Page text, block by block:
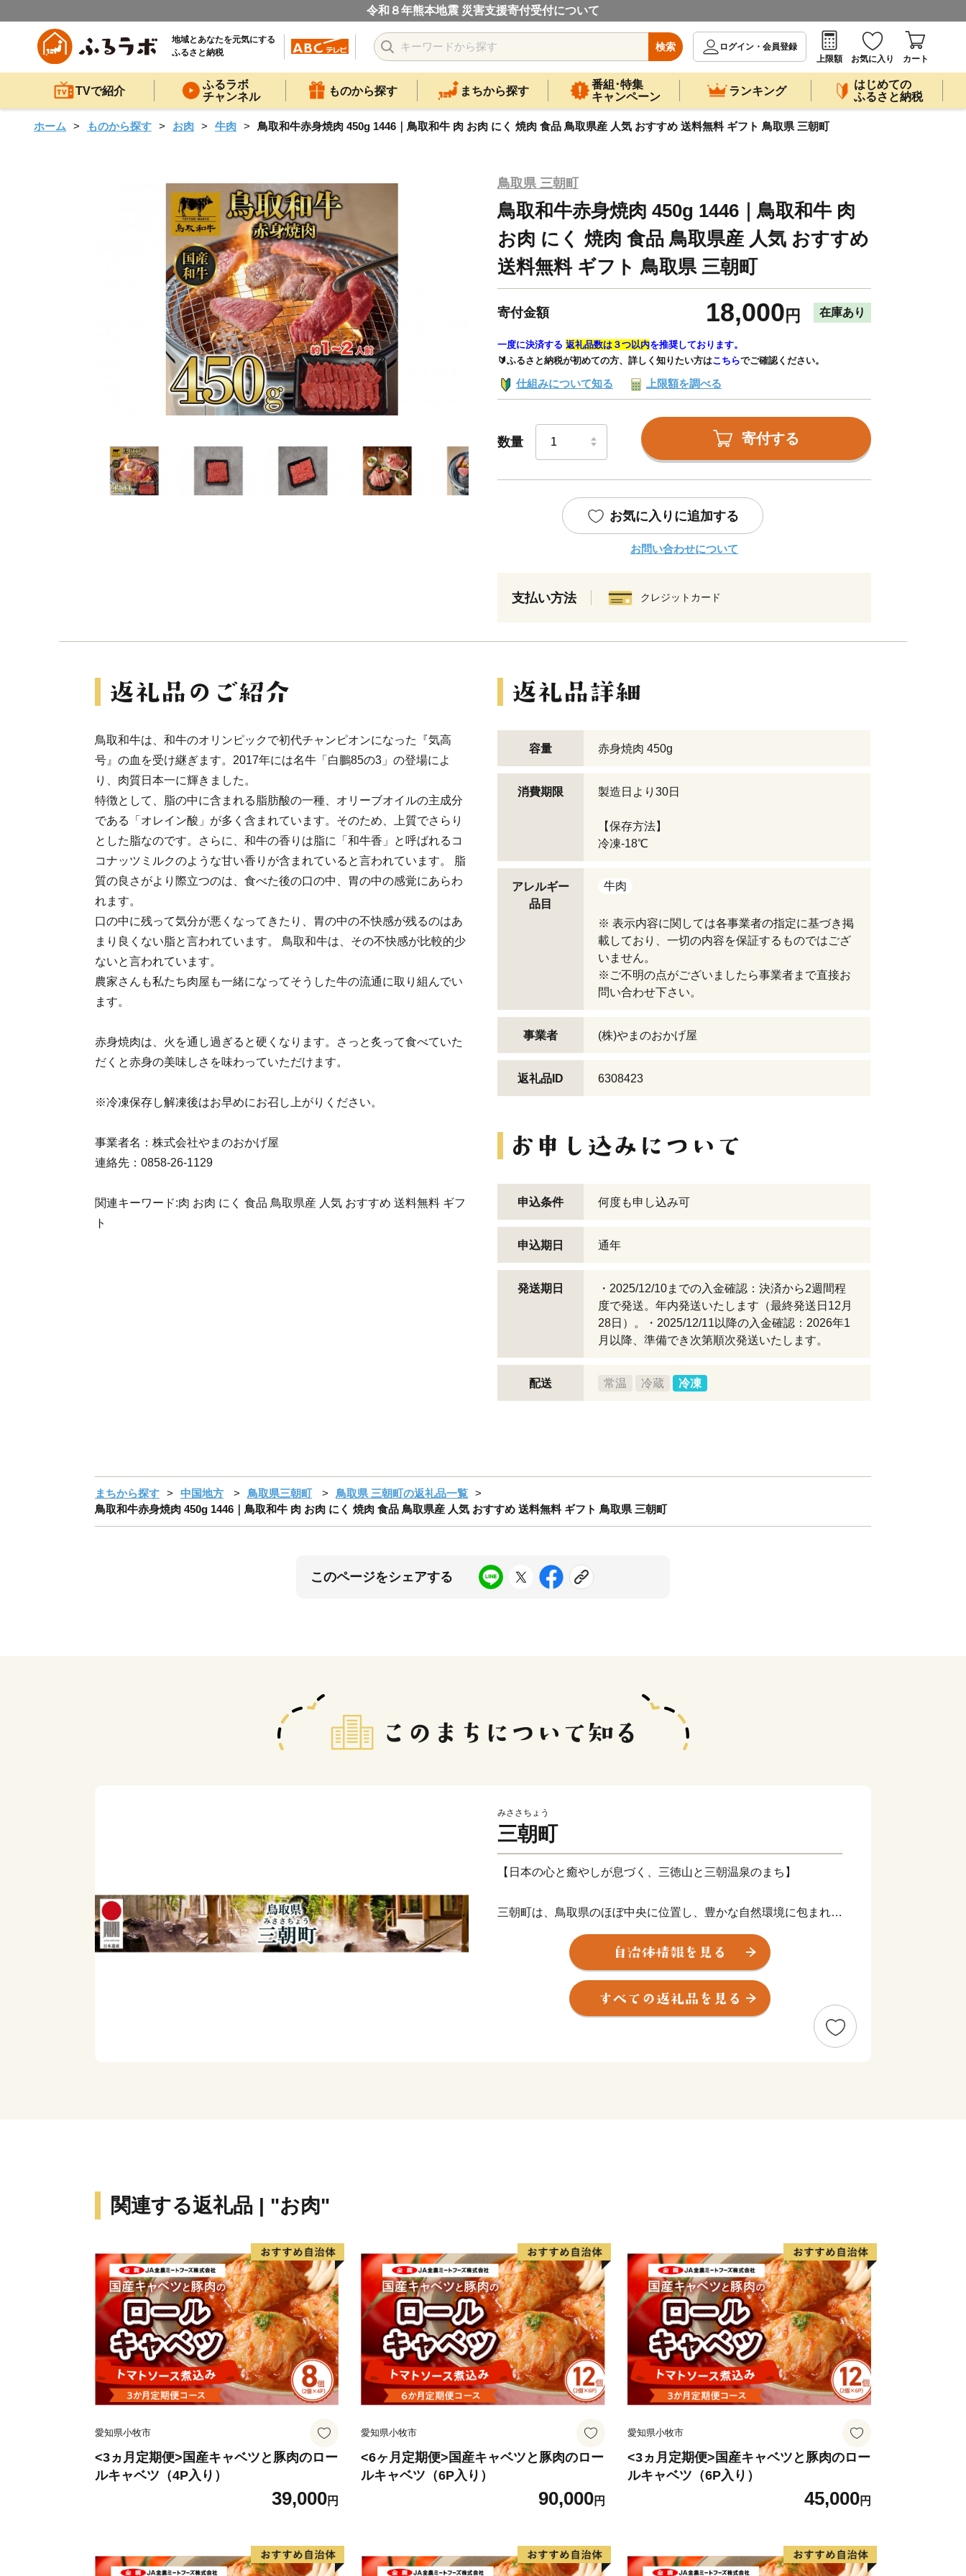
令和８年熊本地震 災害支援寄付受付について
地域とあなたを元気にする
ふるさと納税
検索
ログイン・会員登録
上限額
お気に入り カート
TVで紹介
ふるラボ
チャンネル
ものから探す まちから探す
番組･特集
キャンペーン
ランキング
はじめての
ふるさと納税
ホーム ものから探す お肉 牛肉 鳥取和牛赤身焼肉 450g 1446｜鳥取和牛 肉 お肉 にく 焼肉 食品 鳥取県産 人気 おすすめ 送料無料 ギフト 鳥取県 三朝町
鳥取県 三朝町
鳥取和牛赤身焼肉 450g 1446｜鳥取和牛 肉
お肉 にく 焼肉 食品 鳥取県産 人気 おすすめ
送料無料 ギフト 鳥取県 三朝町
寄付金額 18,000 円 在庫あり
一度に決済する 返礼品数は３つ以内を推奨しております。
🔰ふるさと納税が初めての方、詳しく知りたい方はこちらでご確認ください。
仕組みについて知る 上限額を調べる
数量 寄付する
お気に入りに追加する
お問い合わせについて
支払い方法 クレジットカード
鳥取和牛は、和牛のオリンピックで初代チャンピオンになった『気高
号』の血を受け継ぎます。2017年には名牛「白鵬85の3」の登場によ
り、肉質日本一に輝きました。
特徴として、脂の中に含まれる脂肪酸の一種、オリーブオイルの主成分
である「オレイン酸」が多く含まれています。そのため、上質でさらり
とした脂なのです。さらに、和牛の香りは脂に「和牛香」と呼ばれるコ
コナッツミルクのような甘い香りが含まれていると言われています。 脂
質の良さがより際立つのは、食べた後の口の中、胃の中の感覚にあらわ
れます。
口の中に残って気分が悪くなってきたり、胃の中の不快感が残るのはあ
まり良くない脂と言われています。 鳥取和牛は、その不快感が比較的少
ないと言われています。
農家さんも私たち肉屋も一緒になってそうした牛の流通に取り組んでい
ます。
赤身焼肉は、火を通し過ぎると硬くなります。さっと炙って食べていた
だくと赤身の美味しさを味わっていただけます。
※冷凍保存し解凍後はお早めにお召し上がりください。
事業者名：株式会社やまのおかげ屋
連絡先：0858-26-1129
関連キーワード:肉 お肉 にく 食品 鳥取県産 人気 おすすめ 送料無料 ギフ
ト
容量 赤身焼肉 450g
消費期限 製造日より30日
【保存方法】
冷凍-18℃
アレルギー
品目
牛肉
※ 表示内容に関しては各事業者の指定に基づき掲
載しており、一切の内容を保証するものではござ
いません。
※ご不明の点がございましたら事業者まで直接お
問い合わせ下さい。
事業者 (株)やまのおかげ屋
返礼品ID 6308423
申込条件 何度も申し込み可
申込期日 通年
発送期日
・2025/12/10までの入金確認：決済から2週間程
度で発送。年内発送いたします（最終発送日12月
28日）。・2025/12/11以降の入金確認：2026年1
月以降、準備でき次第順次発送いたします。
配送 常温 冷蔵 冷凍
まちから探す 中国地方 鳥取県三朝町
鳥取県 三朝町の返礼品一覧
鳥取和牛赤身焼肉 450g 1446｜鳥取和牛 肉 お肉 にく 焼肉 食品 鳥取県産 人気 おすすめ 送料無料 ギフト 鳥取県 三朝町
このページをシェアする
みささちょう
三朝町
【日本の心と癒やしが息づく、三徳山と三朝温泉のまち】
三朝町は、鳥取県のほぼ中央に位置し、豊かな自然環境に包まれた
湯と山の町です。町の主な産業は「観光」と「農林業」です。
観光では、世界屈指のラドン含有量を誇り、古くから湯治の名湯と
して親しまれる「三朝温泉」や、国宝・投入堂で知られる霊峰「三
徳山」を有しています。
これらは日本遺産にも認定された本町が誇るべき資源であり、訪れ
る方々の心を深く癒やす場所として恵みをもたらしています。
関連する返礼品 | "お肉"
愛知県小牧市
<3ヵ月定期便>国産キャベツと豚肉のロー
ルキャベツ（4P入り）
39,000円
愛知県小牧市
<6ヶ月定期便>国産キャベツと豚肉のロー
ルキャベツ（6P入り）
90,000円
愛知県小牧市
<3ヵ月定期便>国産キャベツと豚肉のロー
ルキャベツ（6P入り）
45,000円